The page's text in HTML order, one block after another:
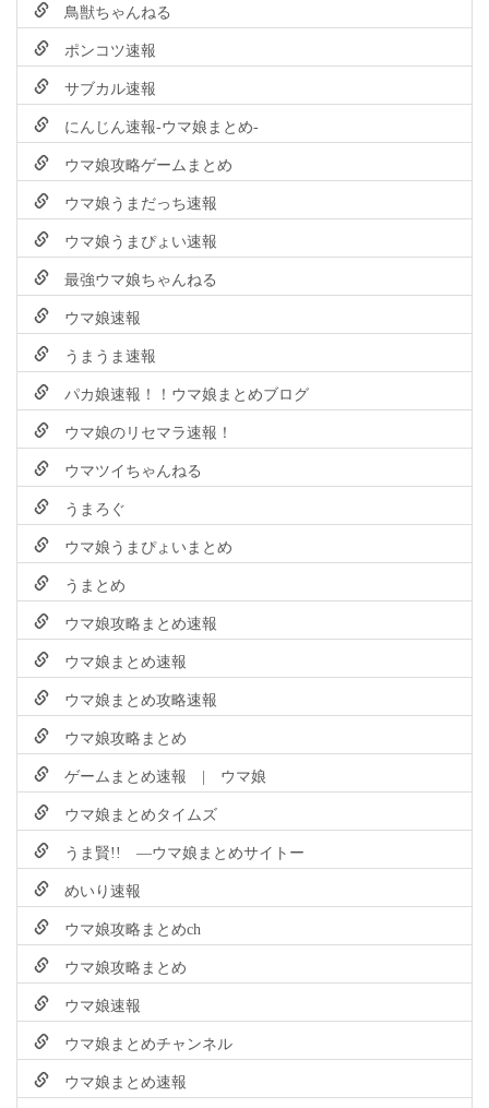
鳥獣ちゃんねる
ポンコツ速報
サブカル速報
にんじん速報-ウマ娘まとめ-
ウマ娘攻略ゲームまとめ
ウマ娘うまだっち速報
ウマ娘うまぴょい速報
最強ウマ娘ちゃんねる
ウマ娘速報
うまうま速報
パカ娘速報！！ウマ娘まとめブログ
ウマ娘のリセマラ速報！
ウマツイちゃんねる
うまろぐ
ウマ娘うまぴょいまとめ
うまとめ
ウマ娘攻略まとめ速報
ウマ娘まとめ速報
ウマ娘まとめ攻略速報
ウマ娘攻略まとめ
ゲームまとめ速報 | ウマ娘
ウマ娘まとめタイムズ
うま賢!! ―ウマ娘まとめサイトー
めいり速報
ウマ娘攻略まとめch
ウマ娘攻略まとめ
ウマ娘速報
ウマ娘まとめチャンネル
ウマ娘まとめ速報